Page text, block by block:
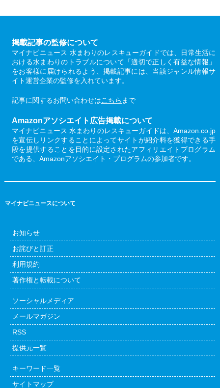
掲載記事の監修について
マイナビニュース 水まわりのレスキューガイドでは、日常生活に
おける水まわりのトラブルについて「適切で正しく有益な情報」
をお客様に届けられるよう、掲載記事には、当該ジャンル情報サ
イト運営企業の監修を入れています。
記事に関するお問い合わせはこちら まで
Amazonアソシエイト広告掲載について
マイナビニュース 水まわりのレスキューガイドは、Amazon.co.jp
を宣伝しリンクすることによってサイトが紹介料を獲得できる手
段を提供することを目的に設定されたアフィリエイトプログラム
である、Amazonアソシエイト・プログラムの参加者です。
マイナビニュースについて
お知らせ
お詫びと訂正
利用規約
著作権と転載について
ソーシャルメディア
メールマガジン
RSS
提供元一覧
キーワード一覧
サイトマップ